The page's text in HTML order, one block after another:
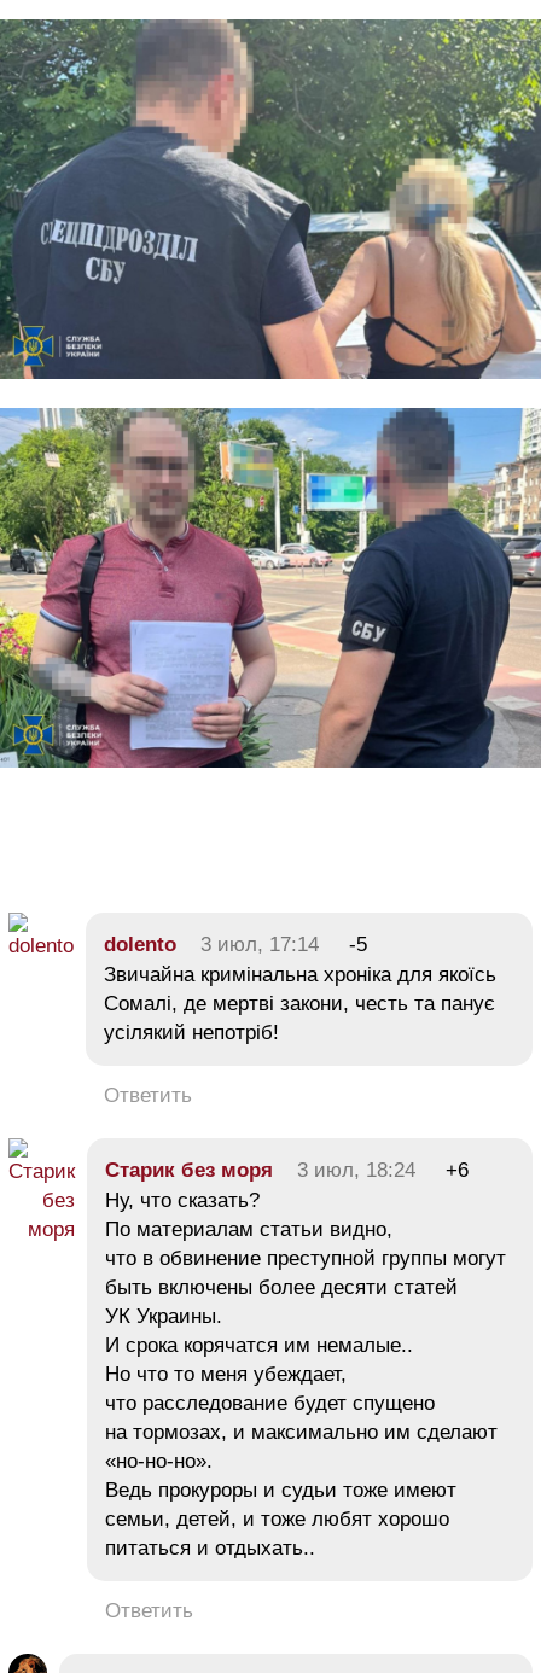
dolento 3 июл, 17:14
-5
Звичайна кримінальна хроніка для якоїсь
Сомалі, де мертві закони, честь та панує
усілякий непотріб!
Ответить
Старик без моря 3 июл, 18:24
+6
Ну, что сказать?
По материалам статьи видно,
что в обвинение преступной группы могут
быть включены более десяти статей
УК Украины.
И срока корячатся им немалые..
Но что то меня убеждает,
что расследование будет спущено
на тормозах, и максимально им сделают
«но-но-но».
Ведь прокуроры и судьи тоже имеют
семьи, детей, и тоже любят хорошо
питаться и отдыхать..
Ответить